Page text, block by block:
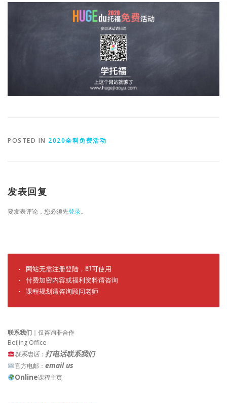
POSTED IN 2020全科免费活动
发表回复
要发表评论，您必须先登录。
· 网站无需注册登陆，即可使用
· 付费加密内容或福利资料请咨询
· 课程规划请咨询顾问老师
联系我们 ｜仅咨询非合作
Beijing Office
联系电话： 打电话联系我们
官方电邮： email us
Online课程主页